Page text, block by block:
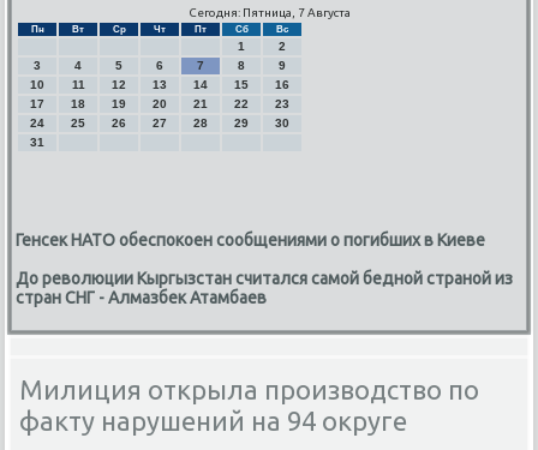
Сегодня: Пятница, 7 Августа
Пн Вт Ср Чт Пт Сб Вс
1
2
3
4 5 6 7 8
9
10
11 12 13 14 15
16
17
18 19 20 21 22
23
24
25 26 27 28 29
30
31
Генсек НАТО обеспокоен сообщениями о погибших в Киеве
До революции Кыргызстан считался самой бедной страной из
стран СНГ - Алмазбек Атамбаев
Милиция открыла производство по
факту нарушений на 94 округе